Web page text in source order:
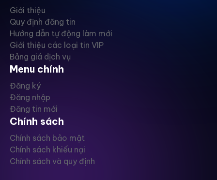
Giới thiệu
Quy định đăng tin
Hướng dẫn tự động làm mới
Giới thiệu các loại tin VIP
Bảng giá dịch vụ
Menu chính
Đăng ký
Đăng nhập
Đăng tin mới
Chính sách
Chính sách bảo mật
Chính sách khiếu nại
Chính sách và quy định